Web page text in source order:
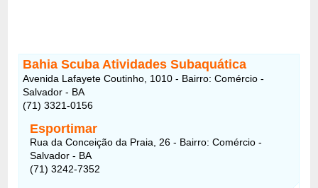
Bahia Scuba Atividades Subaquática
Avenida Lafayete Coutinho, 1010 - Bairro: Comércio -
Salvador - BA
(71) 3321-0156
Esportimar
Rua da Conceição da Praia, 26 - Bairro: Comércio -
Salvador - BA
(71) 3242-7352